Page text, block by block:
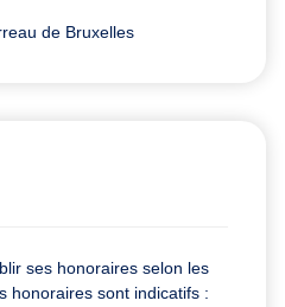
de Bruxelles
ses honoraires selon les
honoraires sont indicatifs :